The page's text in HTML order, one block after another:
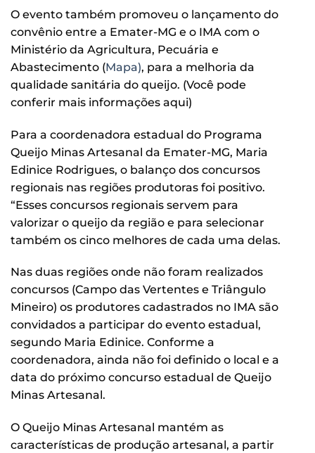
O evento também promoveu o lançamento do
convênio entre a Emater-MG e o IMA com o
Ministério da Agricultura, Pecuária e
Abastecimento (Mapa), para a melhoria da
qualidade sanitária do queijo. (Você pode
conferir mais informações aqui)
Para a coordenadora estadual do Programa
Queijo Minas Artesanal da Emater-MG, Maria
Edinice Rodrigues, o balanço dos concursos
regionais nas regiões produtoras foi positivo.
“Esses concursos regionais servem para
valorizar o queijo da região e para selecionar
também os cinco melhores de cada uma delas.
Nas duas regiões onde não foram realizados
concursos (Campo das Vertentes e Triângulo
Mineiro) os produtores cadastrados no IMA são
convidados a participar do evento estadual,
segundo Maria Edinice. Conforme a
coordenadora, ainda não foi definido o local e a
data do próximo concurso estadual de Queijo
Minas Artesanal.
O Queijo Minas Artesanal mantém as
características de produção artesanal, a partir